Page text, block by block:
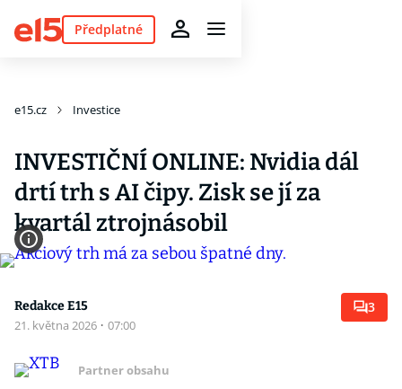
Předplatné
e15.cz Investice
INVESTIČNÍ ONLINE: Nvidia dál
drtí trh s AI čipy. Zisk se jí za
kvartál ztrojnásobil
Redakce E15
21. května 2026 · 07:00
3
Partner obsahu